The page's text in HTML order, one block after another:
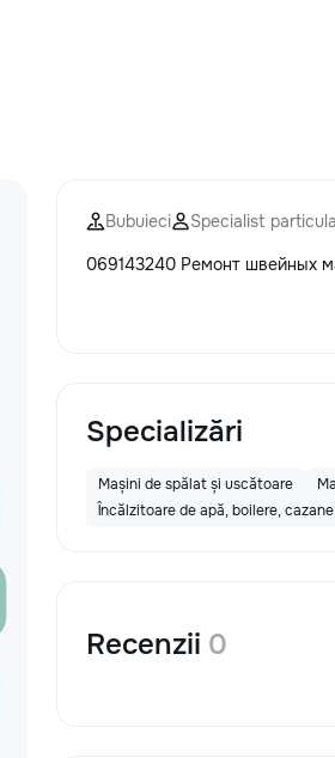
Bubuieci Specialist
069143240 Ремонт швейных
Specializări
Mașini de spălat și uscătoare
Încălzitoare de apă, boilere,
Recenzii 0